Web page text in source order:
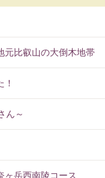
比叡山の大倒木地帯
ん～
岳西南陵コース